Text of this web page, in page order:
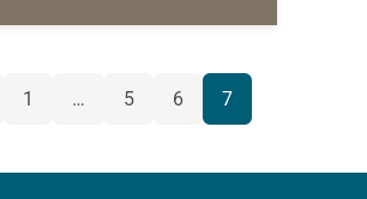
1 … 5 6 7